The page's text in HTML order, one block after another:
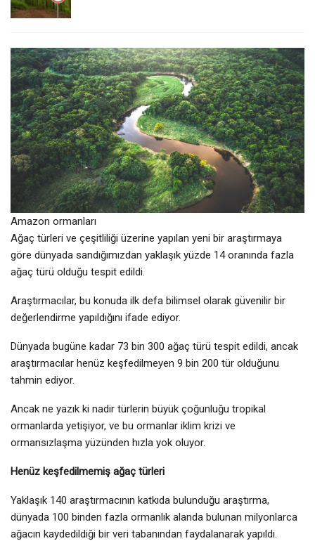
Amazon ormanları
Ağaç türleri ve çeşitliliği üzerine yapılan yeni bir araştırmaya
göre dünyada sandığımızdan yaklaşık yüzde 14 oranında fazla
ağaç türü olduğu tespit edildi.
Araştırmacılar, bu konuda ilk defa bilimsel olarak güvenilir bir
değerlendirme yapıldığını ifade ediyor.
Dünyada bugüne kadar 73 bin 300 ağaç türü tespit edildi, ancak
araştırmacılar henüz keşfedilmeyen 9 bin 200 tür olduğunu
tahmin ediyor.
Ancak ne yazık ki nadir türlerin büyük çoğunluğu tropikal
ormanlarda yetişiyor, ve bu ormanlar iklim krizi ve
ormansızlaşma yüzünden hızla yok oluyor.
Henüz keşfedilmemiş ağaç türleri
Yaklaşık 140 araştırmacının katkıda bulunduğu araştırma,
dünyada 100 binden fazla ormanlık alanda bulunan milyonlarca
ağacın kaydedildiği bir veri tabanından faydalanarak yapıldı.